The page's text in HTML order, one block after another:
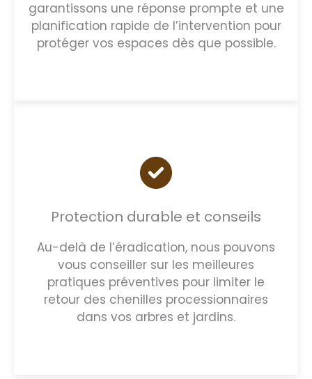
garantissons une réponse prompte et une
planification rapide de l’intervention pour
protéger vos espaces dès que possible.
Protection durable et conseils
Au-delà de l’éradication, nous pouvons
vous conseiller sur les meilleures
pratiques préventives pour limiter le
retour des chenilles processionnaires
dans vos arbres et jardins.